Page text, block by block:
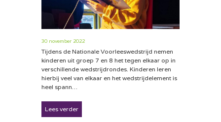
30 november 2022
Tijdens de Nationale Voorleeswedstrijd nemen
kinderen uit groep 7 en 8 het tegen elkaar op in
verschillende wedstrijdrondes. Kinderen leren
hierbij veel van elkaar en het wedstrijdelement is
heel spann…
Lees verder